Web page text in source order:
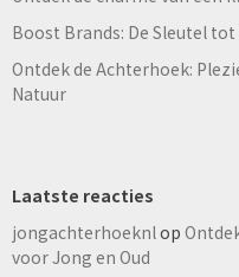
Boost Brands: De Sleutel tot
Ontdek de Achterhoek:
Natuur
Laatste reacties
jongachterhoeknl op
voor Jong en Oud